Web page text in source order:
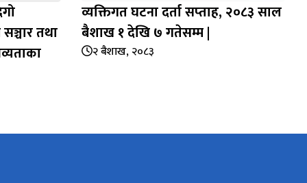
तथा
व्यक्तिगत घटना दर्ता सप्‍ताह, २०८३ साल
बैशाख १ देखि ७ गतेसम्म |
२ बैशाख, २०८३